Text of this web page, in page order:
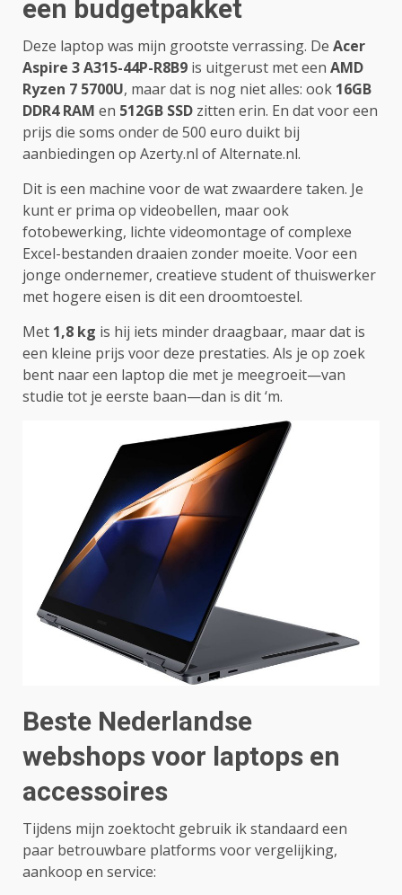
een budgetpakket
Deze laptop was mijn grootste verrassing. De Acer
Aspire 3 A315-44P-R8B9 is uitgerust met een AMD
Ryzen 7 5700U, maar dat is nog niet alles: ook 16GB
DDR4 RAM en 512GB SSD zitten erin. En dat voor een
prijs die soms onder de 500 euro duikt bij
aanbiedingen op Azerty.nl of Alternate.nl.
Dit is een machine voor de wat zwaardere taken. Je
kunt er prima op videobellen, maar ook
fotobewerking, lichte videomontage of complexe
Excel-bestanden draaien zonder moeite. Voor een
jonge ondernemer, creatieve student of thuiswerker
met hogere eisen is dit een droomtoestel.
Met 1,8 kg is hij iets minder draagbaar, maar dat is
een kleine prijs voor deze prestaties. Als je op zoek
bent naar een laptop die met je meegroeit—van
studie tot je eerste baan—dan is dit ‘m.
Beste Nederlandse
webshops voor laptops en
accessoires
Tijdens mijn zoektocht gebruik ik standaard een
paar betrouwbare platforms voor vergelijking,
aankoop en service: